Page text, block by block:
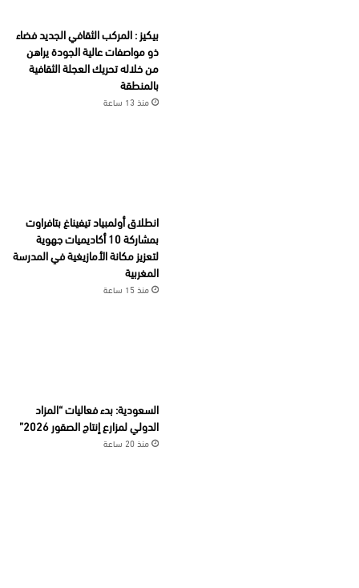
بيكيز : المركب الثقافي الجديد فضاء
ذو مواصفات عالية الجودة يراهن
من خلاله تحريك العجلة الثقافية
بالمنطقة
منذ 13 ساعة
انطلاق أولمبياد تيفيناغ بتافراوت
بمشاركة 10 أكاديميات جهوية
لتعزيز مكانة الأمازيغية في المدرسة
المغربية
منذ 15 ساعة
السعودية: بدء فعاليات “المزاد
الدولي لمزارع إنتاج الصقور 2026”
منذ 20 ساعة